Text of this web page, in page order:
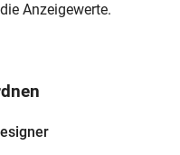
Anzeigewerte.